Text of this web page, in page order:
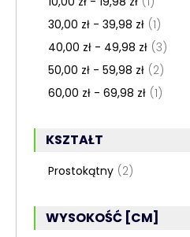
30,00 zł - 39,98 zł (1)
40,00 zł - 49,98 zł (3)
50,00 zł - 59,98 zł (2)
60,00 zł - 69,98 zł (1)
KSZTAŁT
FILTR
Prostokątny (2)
WYSOKOŚĆ [CM]
FILTR